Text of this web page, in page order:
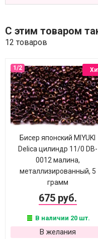
С этим товаром
12 товаров
Бисер японский MIYUKI
Delica цилиндр 11/0 DB-
0012 малина,
металлизированный, 5
грамм
675 руб.
В наличии 20 шт.
В желания